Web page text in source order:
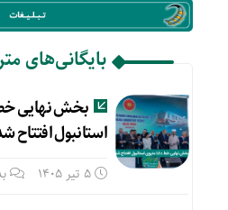
بایگانی‌های
استانبول افتتاح
5 تیر 1405